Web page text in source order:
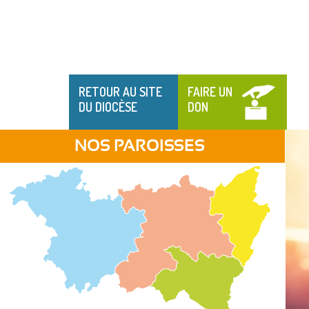
RETOUR AU SITE
DU DIOCÈSE
FAIRE UN
DON
NOS PAROISSES